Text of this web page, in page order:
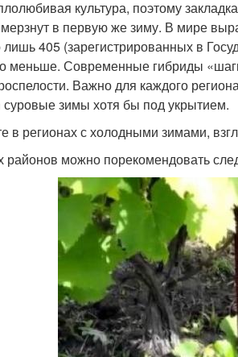
культура, поэтому
в первую же зиму. В мире
лишь 405 (зарегистрированных в
меньше. Современные гибриды
Важно для каждого
зимы хотя бы под укрытием.
в регионах с холодными зимами,
районов можно порекомендовать